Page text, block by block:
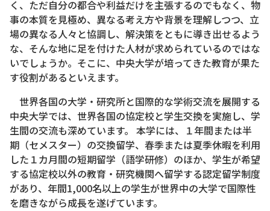
く、ただ自分の都合や利益だけを主張するのでもなく、物
事の本質を見極め、異なる考え方や背景を理解しつつ、立
場の異なる人々と協調し、解決策をともに導き出せるよう
な、そんな地に足を付けた人材が求められているのではな
いでしょうか。そこに、中央大学が培ってきた教育が果た
す役割があるといえます。
世界各国の大学・研究所と国際的な学術交流を展開する
中央大学では、世界各国の協定校と学生交換を実施し、学
生間の交流も深めています。 本学には、１年間または半
期（セメスター）の交換留学、春季または夏季休暇を利用
した１カ月間の短期留学（語学研修）のほか、学生が希望
する協定校以外の教育・研究機関へ留学する認定留学制度
があり、年間1,000名以上の学生が世界中の大学で国際性
を磨きながら成長を遂げています。